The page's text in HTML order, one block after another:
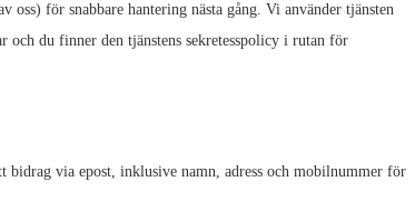
oss) för snabbare hantering nästa gång. Vi använder tjänsten
och du finner den tjänstens sekretesspolicy i rutan för
bidrag via epost, inklusive namn, adress och mobilnummer för